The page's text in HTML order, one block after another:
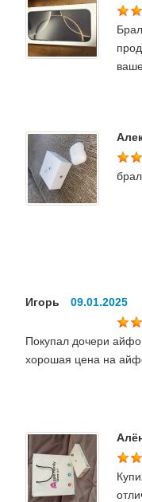
Игорь 09.01.2025
Покупал дочери
хорошая цена на